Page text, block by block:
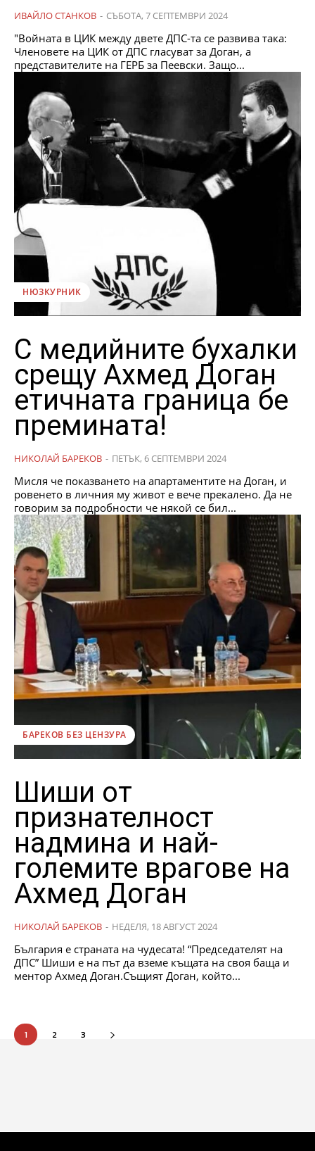
ИВАЙЛО СТАНКОВ - СЪБОТА, 7 СЕПТЕМВРИ 2024
"Войната в ЦИК между двете ДПС-та се развива така:
Членовете на ЦИК от ДПС гласуват за Доган, а
представителите на ГЕРБ за Пеевски. Защо...
НЮЗКУРНИК
С медийните бухалки
срещу Ахмед Доган
етичната граница бе
премината!
НИКОЛАЙ БАРЕКОВ - ПЕТЪК, 6 СЕПТЕМВРИ 2024
Мисля че показването на апартаментите на Доган, и
ровенето в личния му живот е вече прекалено. Да не
говорим за подробности че някой се бил...
БАРЕКОВ БЕЗ ЦЕНЗУРА
Шиши от
признателност
надмина и най-
големите врагове на
Ахмед Доган
НИКОЛАЙ БАРЕКОВ - НЕДЕЛЯ, 18 АВГУСТ 2024
България е страната на чудесата! “Председателят на
ДПС” Шиши е на път да вземе къщата на своя баща и
ментор Ахмед Доган.Същият Доган, който...
1 2 3